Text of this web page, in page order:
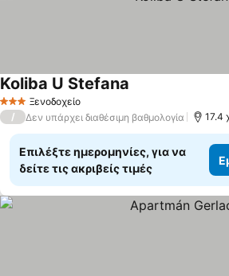
3 ΑστέριαΞενοδοχείο
Koliba U Stefana
/ Δεν υπάρχει διαθέσιμη βαθμολογία 17.4
Επιλέξτε ημερομηνίες, για να
δείτε τις ακριβείς τιμές